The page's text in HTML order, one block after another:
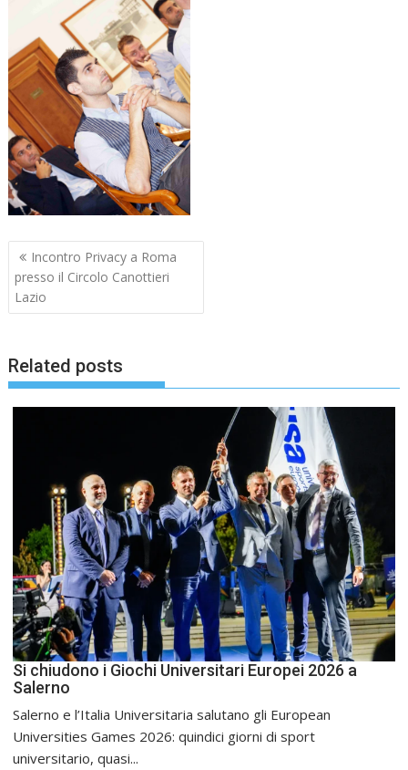
Navigazione
articoli
Incontro Privacy a Roma
presso il Circolo Canottieri
Lazio
Related posts
Si chiudono i Giochi Universitari Europei 2026 a
Salerno
Salerno e l’Italia Universitaria salutano gli European
Universities Games 2026: quindici giorni di sport
universitario, quasi...